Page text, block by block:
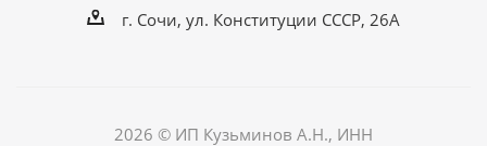
г. Сочи, ул. Конституции СССР, 26А
2026 © ИП Кузьминов А.Н., ИНН